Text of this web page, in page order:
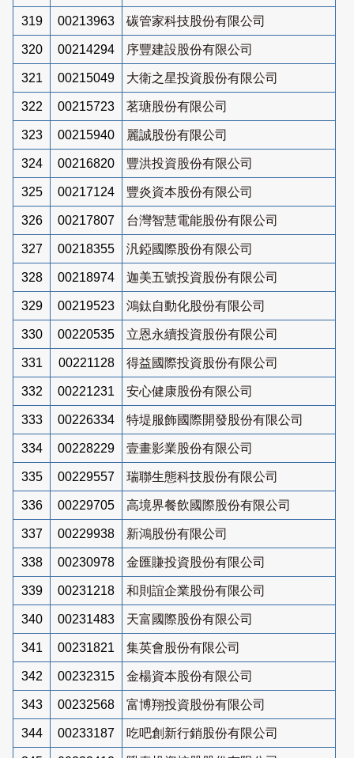
319 00213963 碳管家科技股份有限公司
320 00214294 序豐建設股份有限公司
321 00215049 大衛之星投資股份有限公司
322 00215723 茗瑭股份有限公司
323 00215940 麗誠股份有限公司
324 00216820 豐洪投資股份有限公司
325 00217124 豐炎資本股份有限公司
326 00217807 台灣智慧電能股份有限公司
327 00218355 汎錏國際股份有限公司
328 00218974 迦美五號投資股份有限公司
329 00219523 鴻鈦自動化股份有限公司
330 00220535 立恩永續投資股份有限公司
331 00221128 得益國際投資股份有限公司
332 00221231 安心健康股份有限公司
333 00226334 特堤服飾國際開發股份有限公司
334 00228229 壹畫影業股份有限公司
335 00229557 瑞聯生態科技股份有限公司
336 00229705 高境界餐飲國際股份有限公司
337 00229938 新鴻股份有限公司
338 00230978 金匯賺投資股份有限公司
339 00231218 和則誼企業股份有限公司
340 00231483 天富國際股份有限公司
341 00231821 集英會股份有限公司
342 00232315 金楊資本股份有限公司
343 00232568 富博翔投資股份有限公司
344 00233187 吃吧創新行銷股份有限公司